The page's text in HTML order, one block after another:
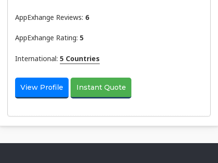
AppExhange Reviews: 6
AppExhange Rating: 5
International: 5 Countries
View Profile Instant Quote